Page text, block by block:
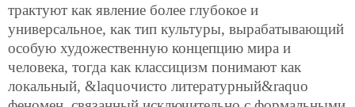
трактуют как явление более глубокое и
универсальное, как тип культуры, вырабатывающий
особую художественную концепцию мира и
человека, тогда как классицизм понимают как
локальный, &laquoчисто литературный&raquo